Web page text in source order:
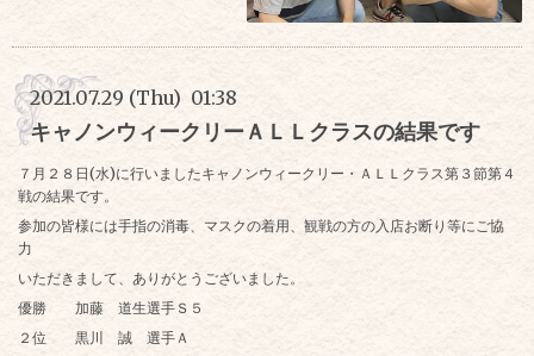
2021.07.29 (Thu) 01:38
キャノンウィークリーＡＬＬクラスの結果です
７月２８日(水)に行いましたキャノンウィークリー・ＡＬＬクラス第３節第４
戦の結果です。
参加の皆様には手指の消毒、マスクの着用、観戦の方の入店お断り等にご協
力
いただきまして、ありがとうございました。
優勝 加藤 道生選手Ｓ５
２位 黒川 誠 選手Ａ